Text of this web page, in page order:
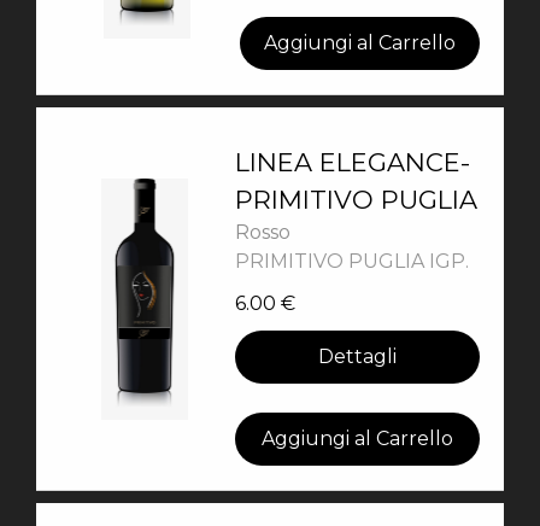
Aggiungi al Carrello
LINEA ELEGANCE-
PRIMITIVO PUGLIA
Rosso
PRIMITIVO PUGLIA IGP.
6.00€
Dettagli
Aggiungi al Carrello